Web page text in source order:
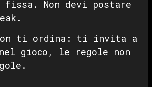
fissa. Non devi postare
ti ordina: ti invita a
gioco, le regole non